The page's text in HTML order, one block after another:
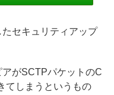
セキュリティアップ
がSCTPパケットのC
てしまうというもの